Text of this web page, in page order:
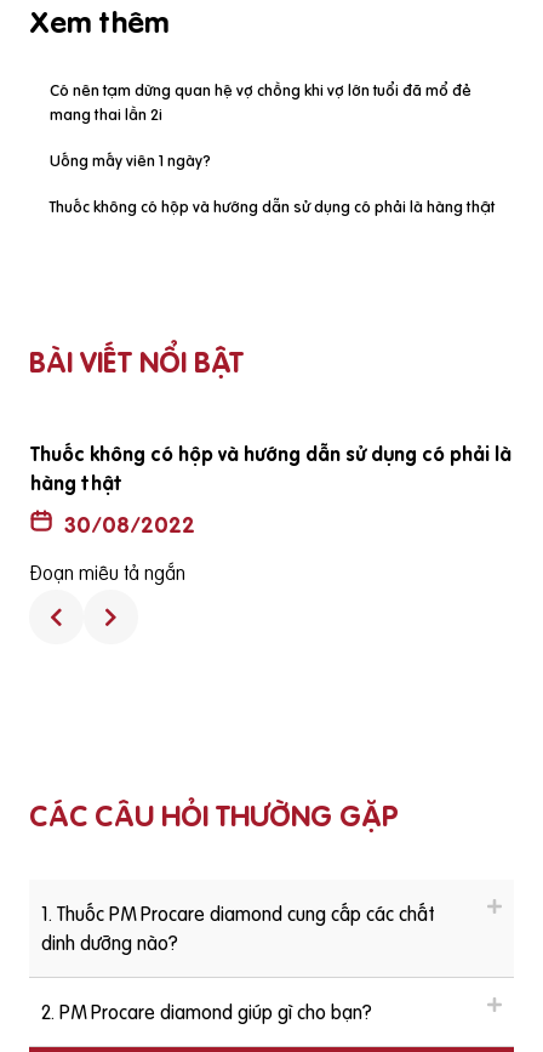
Xem thêm
Có nên tạm dừng quan hệ vợ chồng khi vợ lớn tuổi đã mổ đẻ
mang thai lần 2i
Uống mấy viên 1 ngày?
Thuốc không có hộp và hướng dẫn sử dụng có phải là hàng thật
BÀI VIẾT NỔI BẬT
Thuốc không có hộp và hướng dẫn sử dụng có phải là
hàng thật
30/08/2022
Đoạn miêu tả ngắn
CÁC CÂU HỎI THƯỜNG GẶP
1. Thuốc PM Procare diamond cung cấp các chất
dinh dưỡng nào?
2. PM Procare diamond giúp gì cho bạn?